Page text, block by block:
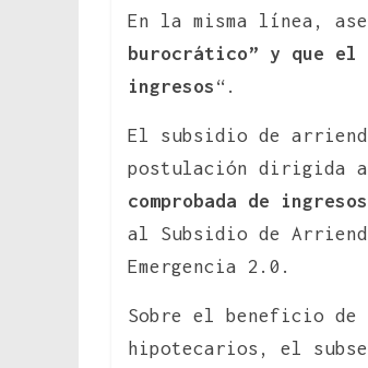
En la misma línea,
burocrático” y que el
ingresos “.
El subsidio de
postulación dirigida
comprobada de
al Subsidio de
Emergencia 2.0.
Sobre el beneficio de
hipotecarios, el